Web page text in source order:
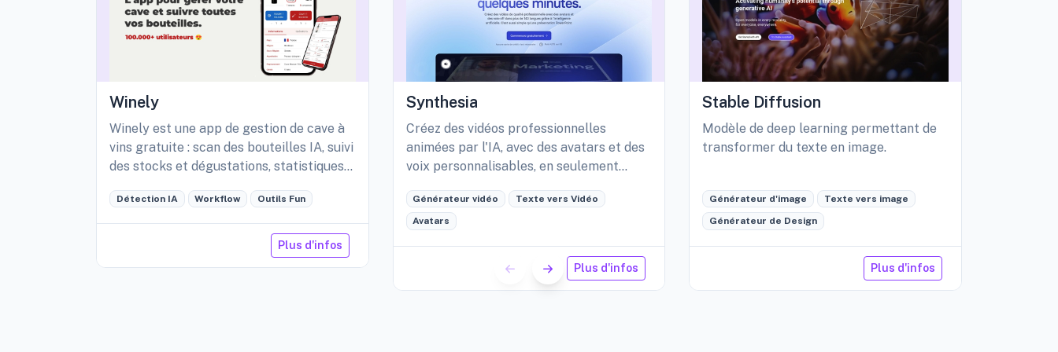
Winely
Winely est une app de gestion de cave à
vins gratuite : scan des bouteilles IA, suivi
des stocks et dégustations, statistiques
Détection IA Workflow Outils Fun
Plus d'infos
Synthesia
Créez des vidéos professionnelles
animées par l'IA, avec des avatars et des
voix personnalisables, en seulement
Générateur vidéo Texte vers Vidéo
Avatars
Plus d'infos
Stable Diffusion
Modèle de deep learning permettant de
transformer du texte en image.
Générateur d'image Texte vers image
Générateur de Design
Plus d'infos